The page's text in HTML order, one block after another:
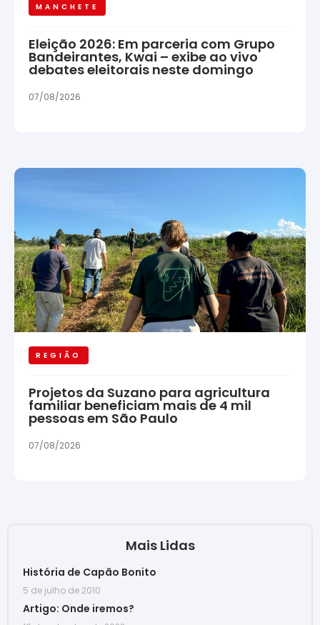
MANCHETE
Eleição 2026: Em parceria com Grupo
Bandeirantes, Kwai – exibe ao vivo
debates eleitorais neste domingo
07/08/2026
REGIÃO
Projetos da Suzano para agricultura
familiar beneficiam mais de 4 mil
pessoas em São Paulo
07/08/2026
Mais Lidas
História de Capão Bonito
5 de julho de 2010
Artigo: Onde iremos?